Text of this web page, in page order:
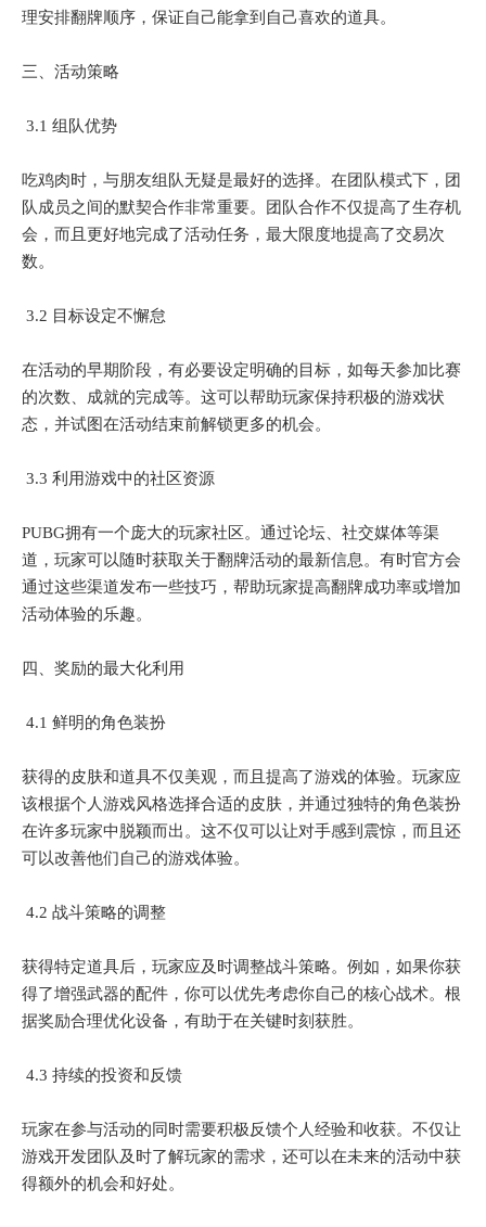
理安排翻牌顺序，保证自己能拿到自己喜欢的道具。
三、活动策略
3.1 组队优势
吃鸡肉时，与朋友组队无疑是最好的选择。在团队模式下，团
队成员之间的默契合作非常重要。团队合作不仅提高了生存机
会，而且更好地完成了活动任务，最大限度地提高了交易次
数。
3.2 目标设定不懈怠
在活动的早期阶段，有必要设定明确的目标，如每天参加比赛
的次数、成就的完成等。这可以帮助玩家保持积极的游戏状
态，并试图在活动结束前解锁更多的机会。
3.3 利用游戏中的社区资源
PUBG拥有一个庞大的玩家社区。通过论坛、社交媒体等渠
道，玩家可以随时获取关于翻牌活动的最新信息。有时官方会
通过这些渠道发布一些技巧，帮助玩家提高翻牌成功率或增加
活动体验的乐趣。
四、奖励的最大化利用
4.1 鲜明的角色装扮
获得的皮肤和道具不仅美观，而且提高了游戏的体验。玩家应
该根据个人游戏风格选择合适的皮肤，并通过独特的角色装扮
在许多玩家中脱颖而出。这不仅可以让对手感到震惊，而且还
可以改善他们自己的游戏体验。
4.2 战斗策略的调整
获得特定道具后，玩家应及时调整战斗策略。例如，如果你获
得了增强武器的配件，你可以优先考虑你自己的核心战术。根
据奖励合理优化设备，有助于在关键时刻获胜。
4.3 持续的投资和反馈
玩家在参与活动的同时需要积极反馈个人经验和收获。不仅让
游戏开发团队及时了解玩家的需求，还可以在未来的活动中获
得额外的机会和好处。